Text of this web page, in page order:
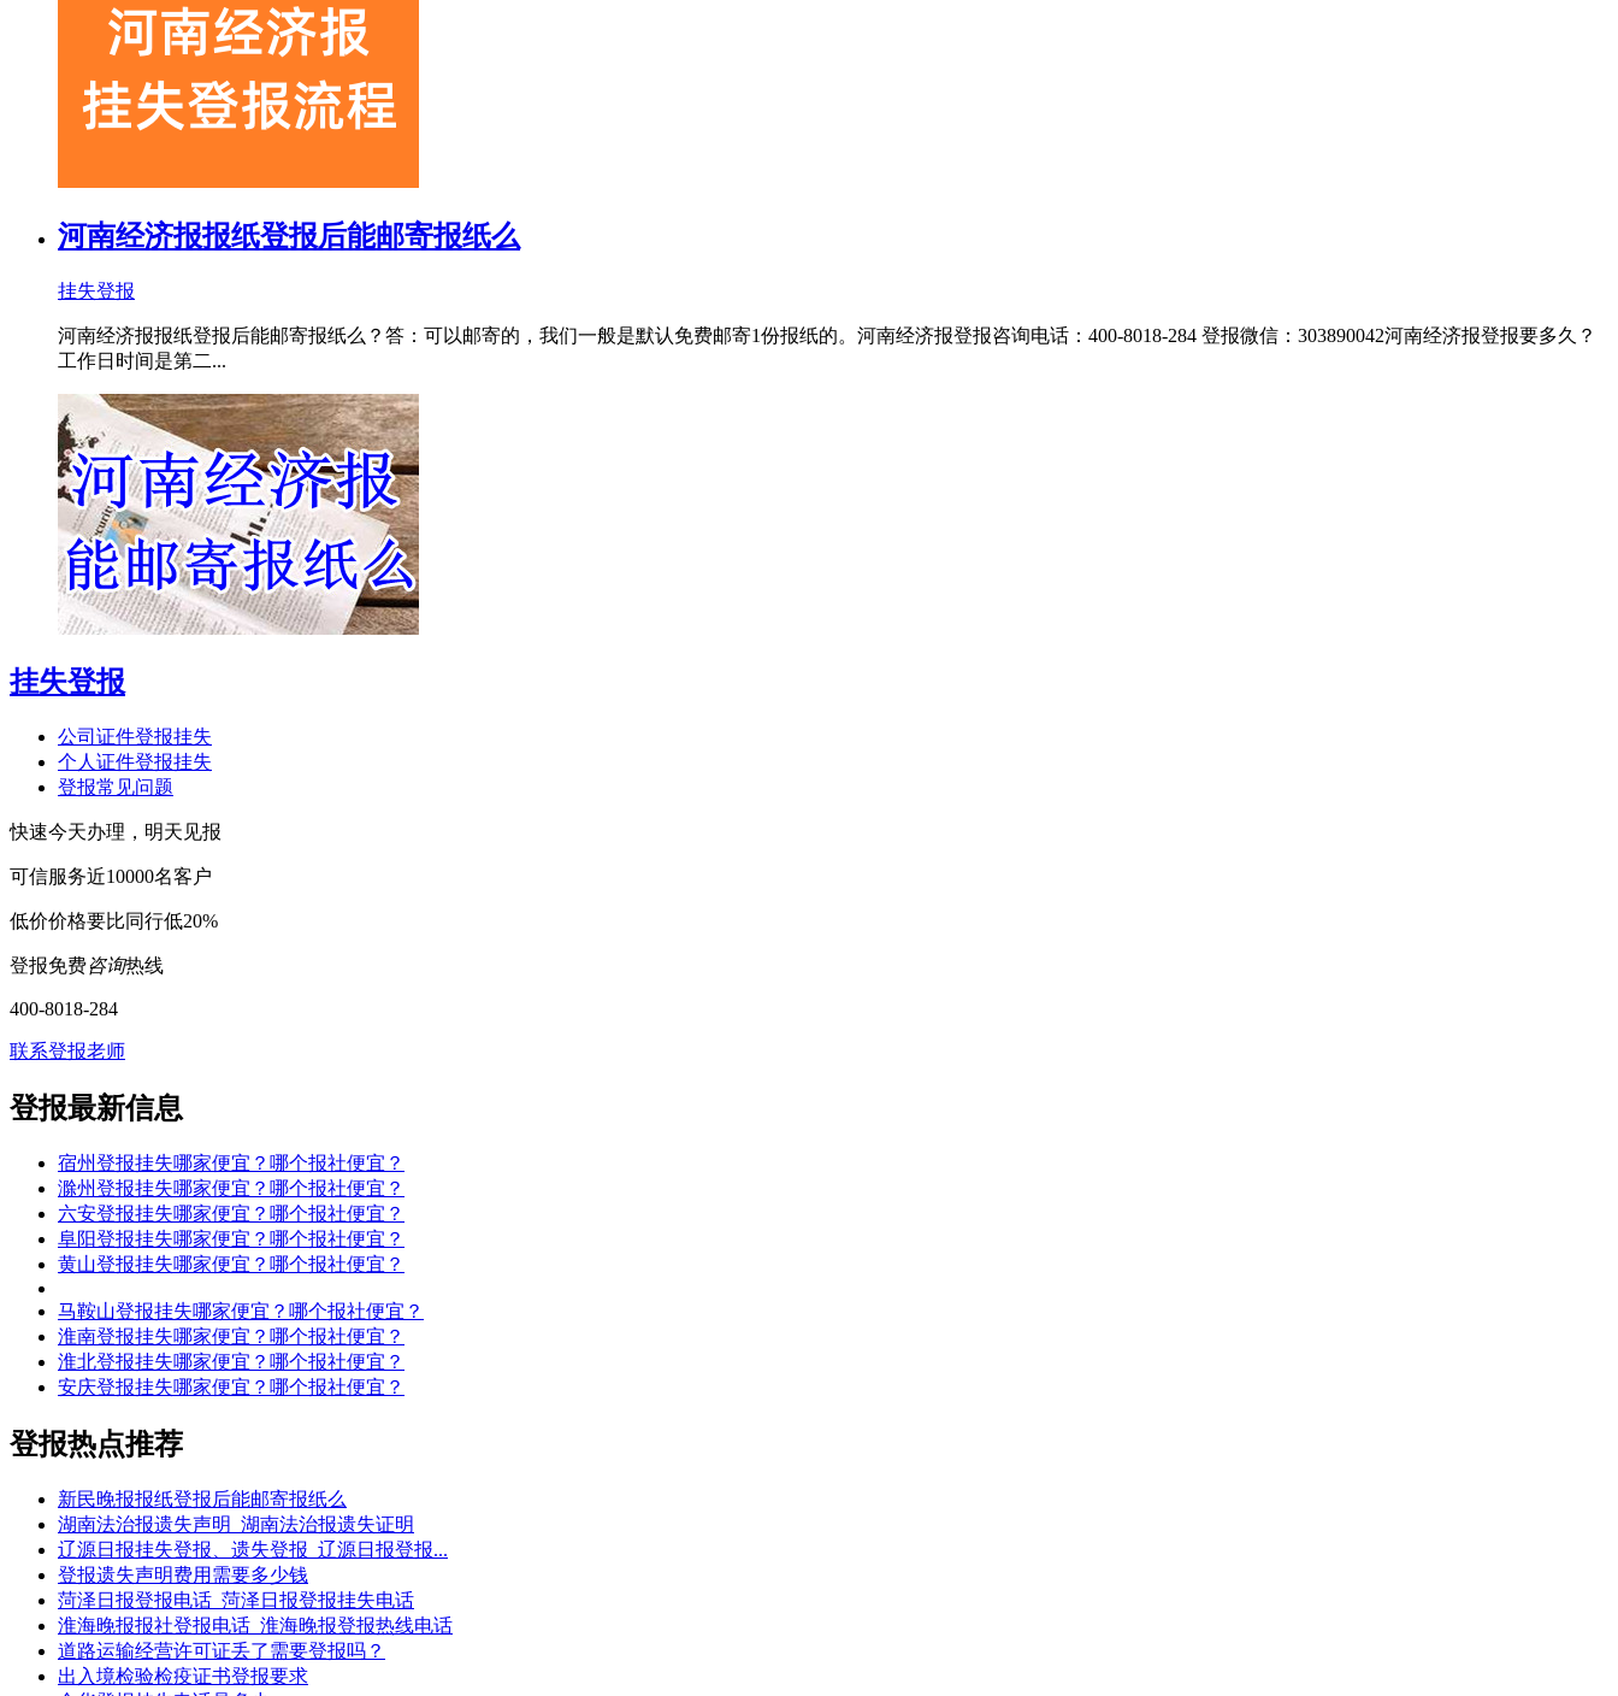
河南经济报报纸登报后能邮寄报纸么
挂失登报
河南经济报报纸登报后能邮寄报纸么？答：可以邮寄的，我们一般是默认免费邮寄1份报纸的。河南经济报登报咨询电话：400-8018-284 登报微信：303890042河南经济报登报要多久？
工作日时间是第二...
挂失登报
公司证件登报挂失
个人证件登报挂失
登报常见问题
快速今天办理，明天见报
可信服务近10000名客户
低价价格要比同行低20%
登报免费咨询热线
400-8018-284
联系登报老师
登报最新信息
宿州登报挂失哪家便宜？哪个报社便宜？
滁州登报挂失哪家便宜？哪个报社便宜？
六安登报挂失哪家便宜？哪个报社便宜？
阜阳登报挂失哪家便宜？哪个报社便宜？
黄山登报挂失哪家便宜？哪个报社便宜？
马鞍山登报挂失哪家便宜？哪个报社便宜？
淮南登报挂失哪家便宜？哪个报社便宜？
淮北登报挂失哪家便宜？哪个报社便宜？
安庆登报挂失哪家便宜？哪个报社便宜？
登报热点推荐
新民晚报报纸登报后能邮寄报纸么
湖南法治报遗失声明_湖南法治报遗失证明
辽源日报挂失登报、遗失登报_辽源日报登报...
登报遗失声明费用需要多少钱
菏泽日报登报电话_菏泽日报登报挂失电话
淮海晚报报社登报电话_淮海晚报登报热线电话
道路运输经营许可证丢了需要登报吗？
出入境检验检疫证书登报要求